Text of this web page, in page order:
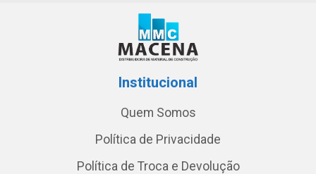
Institucional
Quem Somos
Política de Privacidade
Política de Troca e Devolução